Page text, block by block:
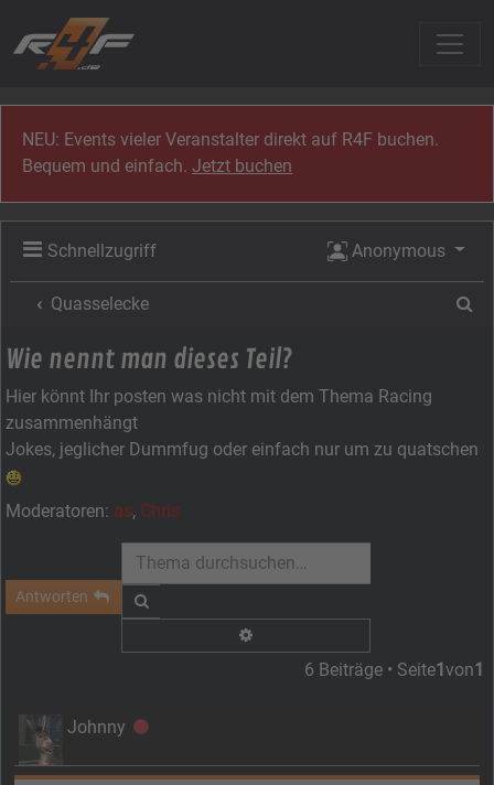
NEU: Events vieler Veranstalter direkt auf R4F buchen.
Bequem und einfach.Jetzt buchen
Schnellzugriff Anonymous
Quasselecke
Wie nennt man dieses Teil?
Hier könnt Ihr posten was nicht mit dem Thema Racing
zusammenhängt
Jokes, jeglicher Dummfug oder einfach nur um zu quatschen
Moderatoren: as, Chris
Antworten
6 Beiträge • Seite1von1
Johnny Offline